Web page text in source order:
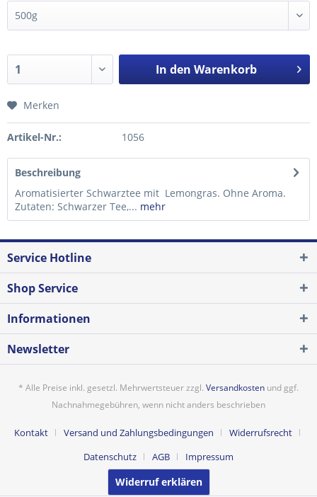
In den Warenkorb
Merken
Artikel-Nr.: 1056
Beschreibung
Aromatisierter Schwarztee mit Lemongras. Ohne Aroma.
Zutaten: Schwarzer Tee,... mehr
Service Hotline
Shop Service
Informationen
Newsletter
* Alle Preise inkl. gesetzl. Mehrwertsteuer zzgl. Versandkosten und ggf.
Nachnahmegebühren, wenn nicht anders beschrieben
Kontakt Versand und Zahlungsbedingungen
Widerrufsrecht
Datenschutz
AGB Impressum
Widerruf erklären